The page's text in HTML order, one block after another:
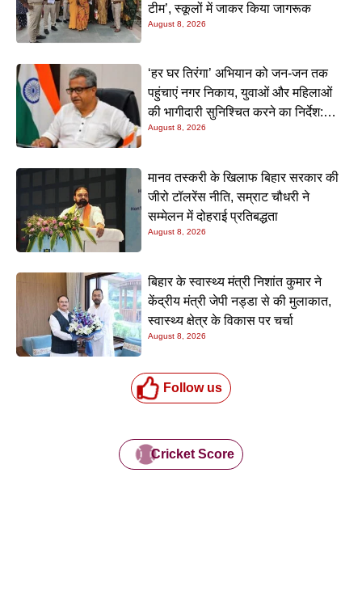
टीम’, स्कूलों में जाकर किया जागरूक
August 8, 2026
‘हर घर तिरंगा’ अभियान को जन-जन तक
पहुंचाएं नगर निकाय, युवाओं और महिलाओं
की भागीदारी सुनिश्चित करने का निर्देश:
नीतीश मिश्रा
August 8, 2026
मानव तस्करी के खिलाफ बिहार सरकार की
जीरो टॉलरेंस नीति, सम्राट चौधरी ने
सम्मेलन में दोहराई प्रतिबद्धता
August 8, 2026
बिहार के स्वास्थ्य मंत्री निशांत कुमार ने
केंद्रीय मंत्री जेपी नड्डा से की मुलाकात,
स्वास्थ्य क्षेत्र के विकास पर चर्चा
August 8, 2026
Follow us
Cricket Score